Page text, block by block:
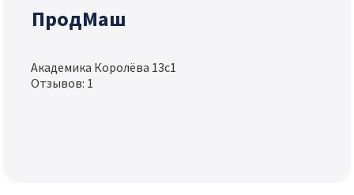
ПродМаш
Академика Королёва 13с1
Отзывов: 1